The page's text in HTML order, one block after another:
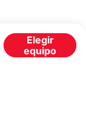
Elegir
equipo